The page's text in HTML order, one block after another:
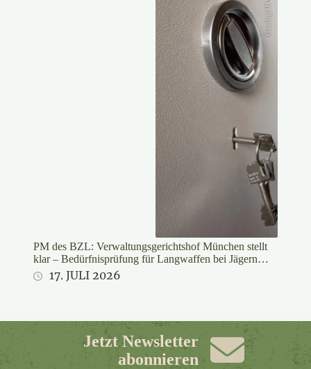
Gaudig/DJV
PM des BZL: Verwaltungsgerichtshof München stellt
klar – Bedürfnisprüfung für Langwaffen bei Jägern
rechtswidrig
17. JULI 2026
Jetzt Newsletter
abonnieren